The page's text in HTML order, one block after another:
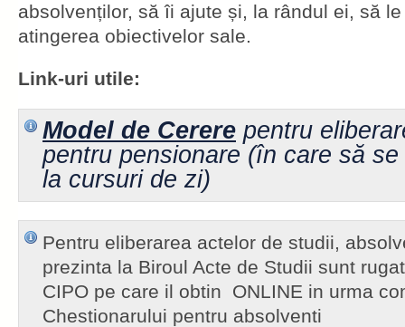
absolvenților, să îi ajute și, la rândul ei, să
atingerea obiectivelor sale.
Link-uri utile:
Model de Cerere pentru
pentru pensionare (în care să
la cursuri de zi)
Pentru eliberarea actelor de studii,
prezinta la Biroul Acte de Studii sunt
CIPO pe care il obtin ONLINE in urma
Chestionarului pentru absolventi